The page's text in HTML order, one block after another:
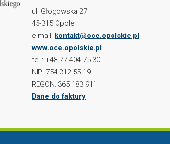
ul. Głogowska 27
45-315 Opole
e-mail: kontakt@oce.opolskie.pl
www.oce.opolskie.pl
tel.: +48 77 404 75 30
NIP: 754 312 55 19
REGON: 365 183 911
Dane do faktury